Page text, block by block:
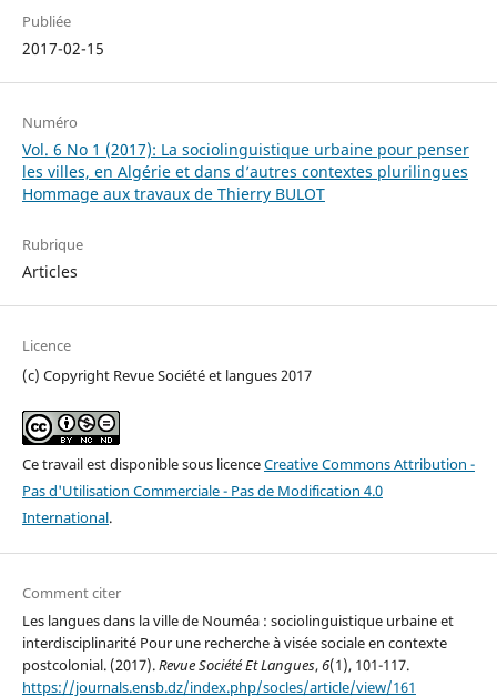
Publiée
2017-02-15
Numéro
Vol. 6 No 1 (2017): La sociolinguistique urbaine pour penser
les villes, en Algérie et dans d’autres contextes plurilingues
Hommage aux travaux de Thierry BULOT
Rubrique
Articles
Licence
(c) Copyright Revue Société et langues 2017
Ce travail est disponible sous licenceCreative Commons Attribution -
Pas d'Utilisation Commerciale - Pas de Modification 4.0
International.
Comment citer
Les langues dans la ville de Nouméa : sociolinguistique urbaine et
interdisciplinarité Pour une recherche à visée sociale en contexte
postcolonial. (2017).Revue Société Et Langues,6(1), 101-117.
https://journals.ensb.dz/index.php/socles/article/view/161